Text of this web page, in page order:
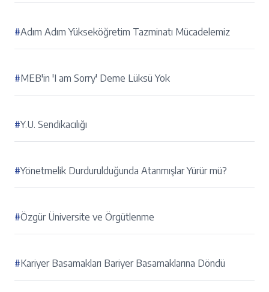
#Adım Adım Yükseköğretim Tazminatı Mücadelemiz
#MEB'in 'I am Sorry' Deme Lüksü Yok
#Y.U. Sendikacılığı
#Yönetmelik Durdurulduğunda Atanmışlar Yürür mü?
#Özgür Üniversite ve Örgütlenme
#Kariyer Basamakları Bariyer Basamaklarına Döndü